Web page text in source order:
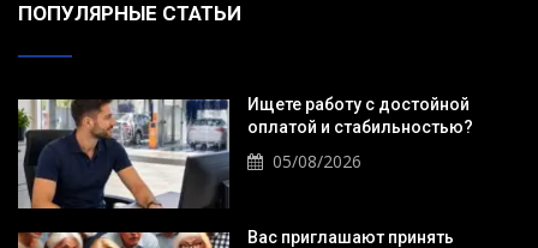
ПОПУЛЯРНЫЕ СТАТЬИ
Ищете работу с достойной
оплатой и стабильностью?
05/08/2026
Вас приглашают принять